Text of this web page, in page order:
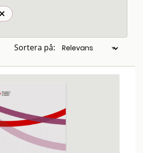
Sortera på: